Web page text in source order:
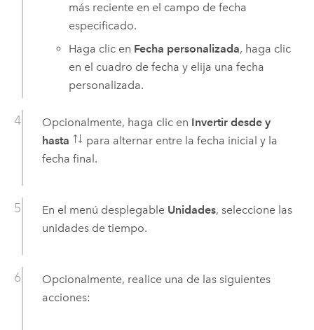
más reciente en el campo de fecha
especificado.
Haga clic en Fecha personalizada, haga clic
en el cuadro de fecha y elija una fecha
personalizada.
Opcionalmente, haga clic en Invertir desde y
hasta
para alternar entre la fecha inicial y la
fecha final.
En el menú desplegable Unidades, seleccione las
unidades de tiempo.
Opcionalmente, realice una de las siguientes
acciones: